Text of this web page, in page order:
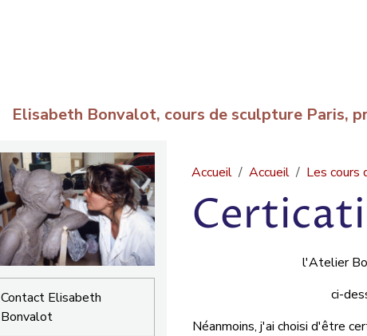
Elisabeth Bonvalot, cours de sculpture Paris,
Accueil Accueil Les cours
l'Atelier
ci-
Néanmoins, j'ai choisi d'être
Contact Elisabeth
Bonvalot